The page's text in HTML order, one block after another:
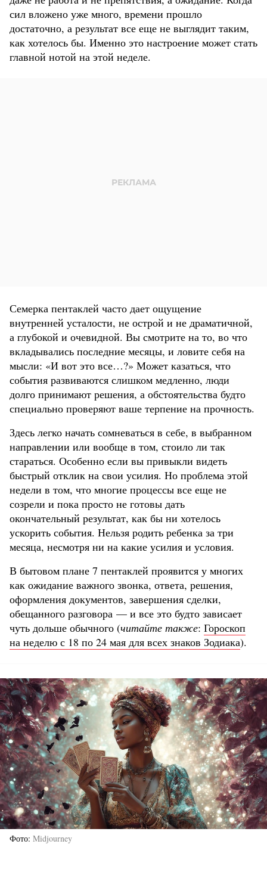
сил вложено уже много, времени прошло
достаточно, а результат все еще не выглядит таким,
как хотелось бы. Именно это настроение может стать
главной нотой на этой неделе.
Семерка пентаклей часто дает ощущение
внутренней усталости, не острой и не драматичной,
а глубокой и очевидной. Вы смотрите на то, во что
вкладывались последние месяцы, и ловите себя на
мысли: «И вот это все…?» Может казаться, что
события развиваются слишком медленно, люди
долго принимают решения, а обстоятельства будто
специально проверяют ваше терпение на прочность.
Здесь легко начать сомневаться в себе, в выбранном
направлении или вообще в том, стоило ли так
стараться. Особенно если вы привыкли видеть
быстрый отклик на свои усилия. Но проблема этой
недели в том, что многие процессы все еще не
созрели и пока просто не готовы дать
окончательный результат, как бы ни хотелось
ускорить события. Нельзя родить ребенка за три
месяца, несмотря ни на какие усилия и условия.
В бытовом плане 7 пентаклей проявится у многих
как ожидание важного звонка, ответа, решения,
оформления документов, завершения сделки,
обещанного разговора — и все это будто зависает
чуть дольше обычного (читайте также: Гороскоп
на неделю с 18 по 24 мая для всех знаков Зодиака).
Фото Midjourney